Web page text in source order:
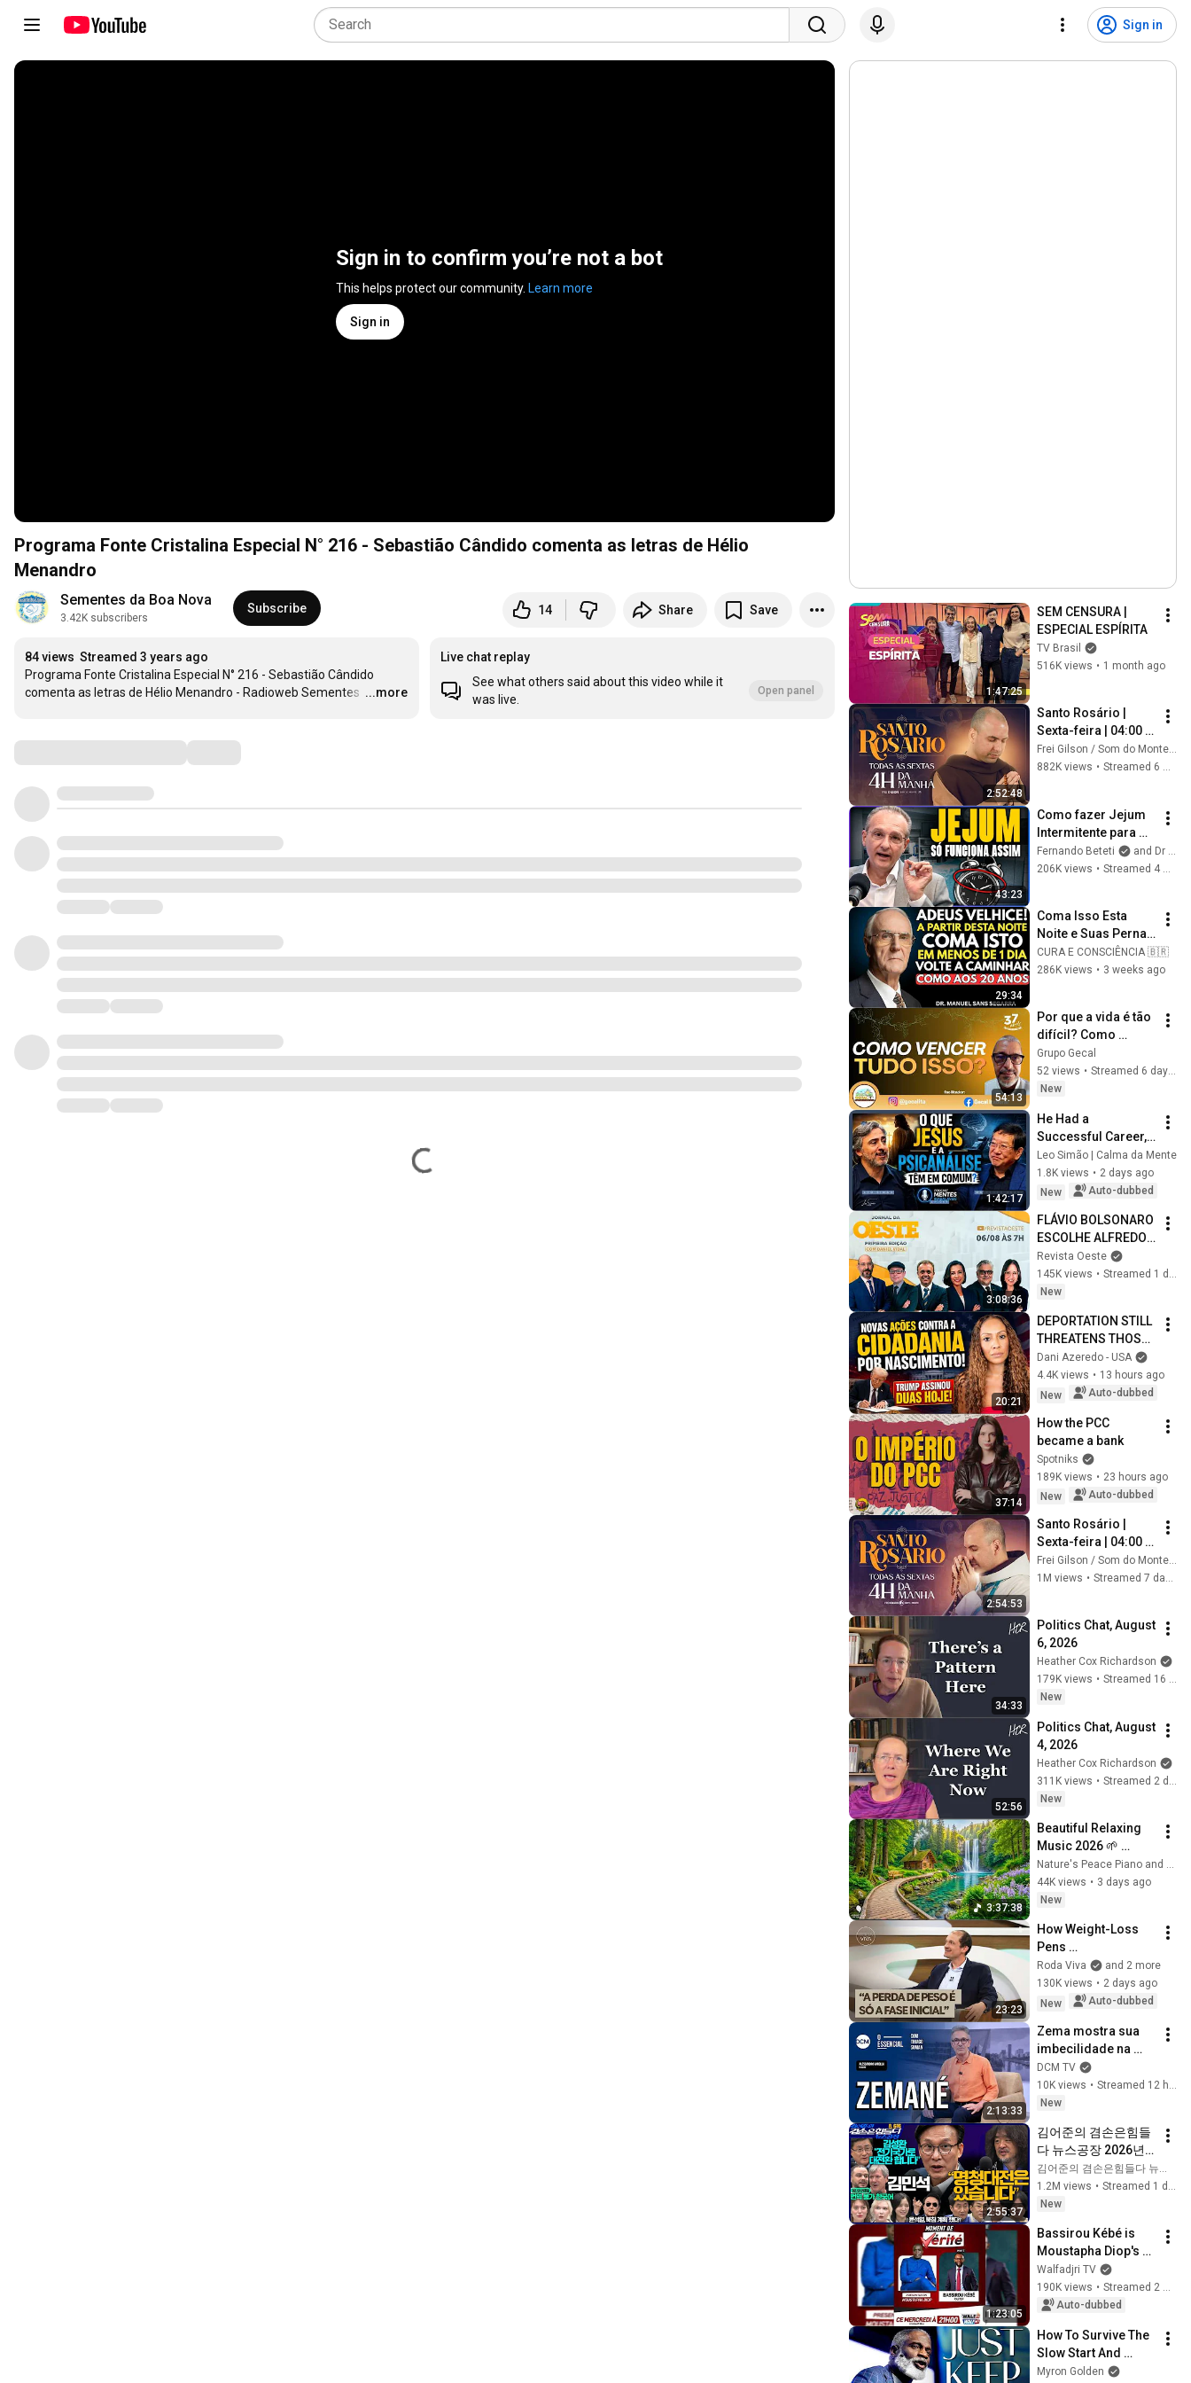
Sign in
Sign in to confirm you’re not a bot
This helps protect our community. Learn more
Sign in
Programa Fonte Cristalina Especial N° 216 - Sebastião Cândido comenta as letras de Hélio
Menandro
Sementes da Boa Nova
3.42K subscribers
Subscribe 14 Share Save
84 views Streamed 3 years ago
Programa Fonte Cristalina Especial N° 216 - Sebastião Cândido
comenta as letras de Hélio Menandro - Radioweb Sementes …
...more
Live chat replay
See what others said about this video while it
was live.
Open panel 1:47:25
SEM CENSURA |
ESPECIAL ESPÍRITA
TV Brasil
516K views • 1 month ago
2:52:48
Santo Rosário |
Sexta-feira | 04:00 |
23/01/2026 | Live Ao
vivo
Frei Gilson / Som do Monte - OFICIAL
882K views • Streamed 6 months ago
43:23
Como fazer Jejum
Intermitente para
emagrecer e
controlar a
Fernando Beteti
and Dr João Haddad
206K views •
29:34
Coma Isso Esta
Noite e Suas Pernas
Ficarão Mais Fortes
Mesmo com 90
CURA E CONSCIÊNCIA 🇧🇷
286K views • 3 weeks ago
54:13
Por que a vida é tão
difícil? Como
vencer os
obstáculos | Betuel
Lobosco - LIVE ON
Grupo Gecal
52 views •
Streamed 6 days ago
New
1:42:17
He Had a
Successful Career,
but No Peace - Dr.
Pedro Ornari #069
Leo Simão | Calma da Mente
1.8K views • 2 days ago
New
Auto-dubbed
3:08:36
FLÁVIO BOLSONARO
ESCOLHE ALFREDO
GASPAR PARA VICE -
JORNAL DA OESTE
PRIMEIRA EDIÇÃO -
Revista Oeste
145K views •
Streamed 1 day ago
New
20:21
DEPORTATION STILL
THREATENS THOSE
WHO HAD CHILDREN
IN THE U.S.!
#Understand!
Dani Azeredo - USA
4.4K views • 13 hours ago
New
Auto-dubbed
37:14
How the PCC
became a bank
Spotniks
189K views • 23 hours ago
New
Auto-dubbed
2:54:53
Santo Rosário |
Sexta-feira | 04:00 |
31/07/2026 | Live Ao
vivo
Frei Gilson / Som do Monte - OFICIAL
1M views • Streamed 7 days ago
34:33
Politics Chat, August
6, 2026
Heather Cox Richardson
179K views •
Streamed 16 hours ago
New
52:56
Politics Chat, August
4, 2026
Heather Cox Richardson
311K views •
New
3:37:38
Beautiful Relaxing
Music 2026 🌱
Reduces Stress and
Anxiety, Finds Peace
of Mind
Nature's Peace Piano and Enjoy Peace
44K views • 3 days ago
New
23:23
How Weight-Loss
Pens
Revolutionized
Obesity Treatment:
Bruno Halpern
Roda Viva
and 2 more
130K views • 2 days ago
New
Auto-dubbed
2:13:33
Zema mostra sua
imbecilidade na
GloboNews; EUA
vão analisar redes
sociais de
DCM TV
10K views •
New
2:55:37
김어준의 겸손은힘들
다 뉴스공장 2026년 8
월 6일 목요일 [김민
석, 김성환, 홍사훈X주
진우X봉지욱X박시동,
김어준의 겸손은힘들다 뉴스공장
1.2M views •
Streamed 1 day ago
New
1:23:05
Bassirou Kébé is
Moustapha Diop's
Guest on Moment of
Truth for
Wednesday, July 22,
Walfadjri TV
190K views •
Streamed 2 weeks ago
Auto-dubbed
How To Survive The
Slow Start And
Succeed At Anything
Myron Golden